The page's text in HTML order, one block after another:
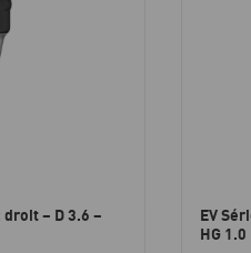
– D 3.6 –
EV
HG 1.0